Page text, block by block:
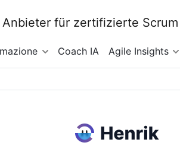
Coach IA Agile Insights